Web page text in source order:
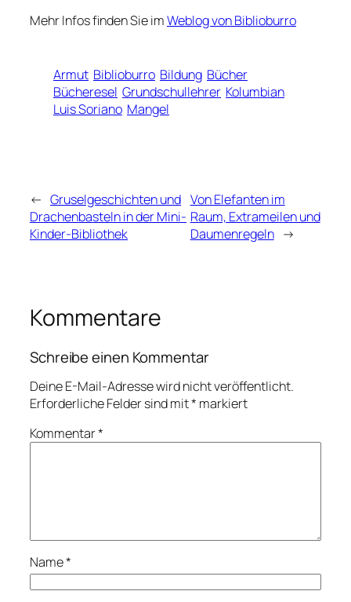
Mehr Infos finden Sie imWeblog von Biblioburro
Armut Biblioburro Bildung Bücher
Bücheresel Grundschullehrer Kolumbian
Luis Soriano Mangel
← Gruselgeschichten und
Drachenbasteln in der Mini-
Kinder-Bibliothek
Von Elefanten im
Raum, Extrameilen und
Daumenregeln →
Kommentare
Schreibe einen Kommentar
Deine E-Mail-Adresse wird nicht veröffentlicht.
Erforderliche Felder sind mit* markiert
Kommentar*
Name*